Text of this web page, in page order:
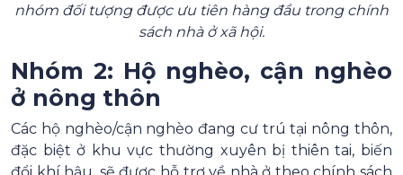
nhóm đối tượng được ưu tiên hàng đầu trong chính
sách nhà ở xã hội.
Nhóm 2: Hộ nghèo, cận nghèo
ở nông thôn
Các hộ nghèo/cận nghèo đang cư trú tại nông thôn,
đặc biệt ở khu vực thường xuyên bị thiên tai, biến
đổi khí hậu, sẽ được hỗ trợ về nhà ở theo chính sách